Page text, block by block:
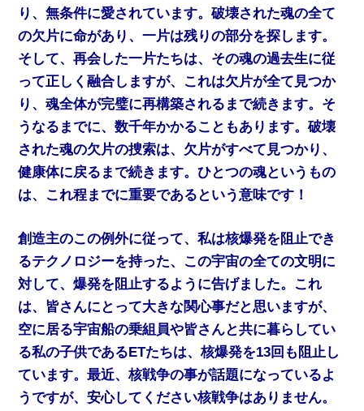
り、無条件に愛されています。破壊された魂の全て
の欠片に命があり、一片は残りの部分を探します。
そして、再会した一片たちは、その魂の過去生に従
って正しく融合しますが、これは欠片が全て見つか
り、魂全体が完璧に再構築されるまで続きます。そ
うなるまでに、数千年かかることもあります。破壊
された魂の欠片の捜索は、欠片がすべて見つかり、
健康体に戻るまで続きます。ひとつの魂というもの
は、これ程までに重要であるという意味です！
創造主のこの例外に従って、私は核爆発を阻止でき
るテクノロジーを持った、この宇宙の全ての文明に
対して、爆発を阻止するように告げました。これ
は、皆さんにとって大きな関心事だと思いますが、
空に居る宇宙船の乗組員や皆さんと共に暮らしてい
る私の子供であるETたちは、核爆発を13回も阻止し
ています。最近、核戦争の事が話題になっているよ
うですが、安心してください核戦争はありません。